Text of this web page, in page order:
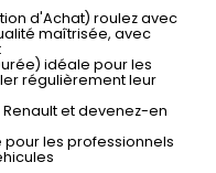
d'Achat) roulez avec
maîtrisée, avec
idéale pour les
régulièrement leur
et devenez-en
les professionnels